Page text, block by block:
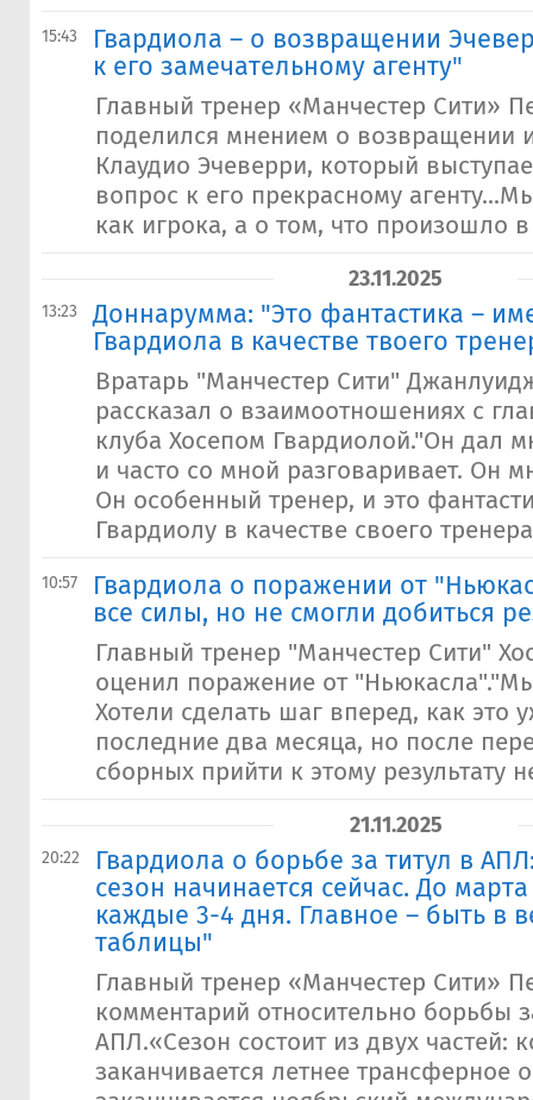
15:43
​Гвардиола – о возвращении
к его замечательному агенту"
Главный тренер «Манчестер Сити»
поделился мнением о возвращении
Клаудио Эчеверри, который
вопрос к его прекрасному
как игрока, а о том, что произошло
23.11.2025
13:23
Доннарумма: "Это фантастика –
Гвардиола в качестве твоего
Вратарь "Манчестер Сити"
рассказал о взаимоотношениях с
клуба Хосепом Гвардиолой."Он дал
и часто со мной разговаривает. Он
Он особенный тренер, и это
Гвардиолу в качестве своего
10:57
Гвардиола о поражении от
все силы, но не смогли добиться
Главный тренер "Манчестер Сити"
оценил поражение от
Хотели сделать шаг вперед, как это
последние два месяца, но после
сборных прийти к этому результату
21.11.2025
20:22
​Гвардиола о борьбе за титул в
сезон начинается сейчас. До
каждые 3-4 дня. Главное – быть в
таблицы"
Главный тренер «Манчестер Сити»
комментарий относительно борьбы
АПЛ.«Сезон состоит из двух частей:
заканчивается летнее трансферное